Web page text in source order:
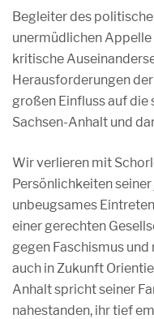
Begleiter des
unermüdlichen
kritische
Herausforderungen
großen Einfluss auf
Sachsen-Anhalt und
Wir verlieren mit
Persönlichkeiten
unbeugsames
einer gerechten
gegen Faschismus
auch in Zukunft
Anhalt spricht seiner
nahestanden, ihr tief